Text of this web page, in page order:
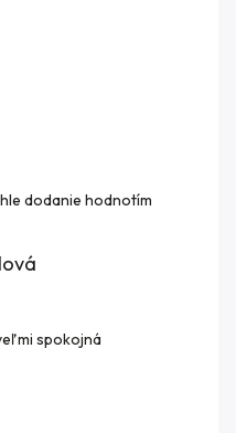
dodanie hodnotím
spokojná